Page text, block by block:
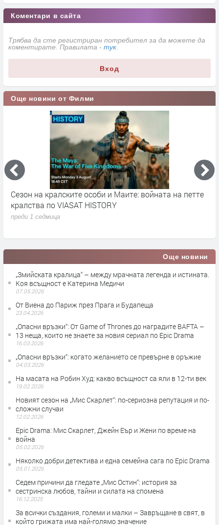
Коментари в сайта
Трябва да сте регистриран потребител за да можете да
коментирате. Правилата - тук
Вход
Още новини от Филми
Сезон на кралските особи и Маите: войната на петте
кралства по VIASAT HISTORY
преди 1 седмица
Още новини
„Змийската кралица“ – между мрачната легенда и истината.
Коя всъщност е Катерина Медичи
07.05.2026
От Виена до Париж през Прага и Будапеща
23.04.2026
„Опасни връзки“: От Game of Thrones до наградите BAFTA –
13 неща, които не знаете за новия сериал по Epic Drama
16.03.2026
„Опасни връзки“: когато желанието се превърне в оръжие
04.03.2026
На масата на Робин Худ: какво всъщност са яли в 12-ти век
19.02.2026
Новият сезон на „Мис Скарлет“: по-сериозна репутация и по-
сложни случаи
12.02.2026
Epic Drama: Мис Скарлет, Джейн Еър и Жени по време на
война
05.02.2026
Няколко добри детектива и една семейна сага по Epic Drama
05.01.2026
Седем причини да гледате „Мис Остин“: история за
сестринска любов, тайни и силата на спомена
16.12.2025
За всички създания, големи и малки – Завръщане в свят, в
който грижата има най-голямо значение